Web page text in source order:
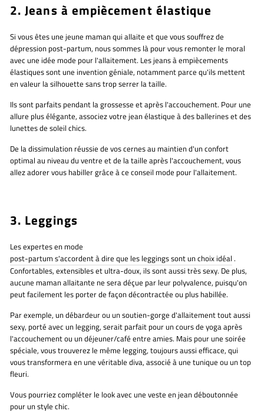
2. Jeans à empiècement élastique
Si vous êtes une jeune maman qui allaite et que vous souffrez de
dépression post-partum, nous sommes là pour vous remonter le moral
avec une idée mode pour l'allaitement. Les jeans à empiècements
élastiques sont une invention géniale, notamment parce qu'ils mettent
en valeur la silhouette sans trop serrer la taille.
Ils sont parfaits pendant la grossesse et après l'accouchement. Pour une
allure plus élégante, associez votre jean élastique à des ballerines et des
lunettes de soleil chics.
De la dissimulation réussie de vos cernes au maintien d'un confort
optimal au niveau du ventre et de la taille après l'accouchement, vous
allez adorer vous habiller grâce à ce conseil mode pour l'allaitement.
3. Leggings
Les expertes en mode
post-partum s'accordent à dire que les leggings sont un choix idéal .
Confortables, extensibles et ultra-doux, ils sont aussi très sexy. De plus,
aucune maman allaitante ne sera déçue par leur polyvalence, puisqu'on
peut facilement les porter de façon décontractée ou plus habillée.
Par exemple, un débardeur ou un soutien-gorge d'allaitement tout aussi
sexy, porté avec un legging, serait parfait pour un cours de yoga après
l'accouchement ou un déjeuner/café entre amies. Mais pour une soirée
spéciale, vous trouverez le même legging, toujours aussi efficace, qui
vous transformera en une véritable diva, associé à une tunique ou un top
fleuri.
Vous pourriez compléter le look avec une veste en jean déboutonnée
pour un style chic.